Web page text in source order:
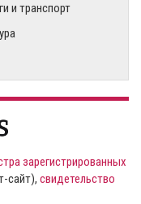
и транспорт
зарегистрированных
сайт), свидетельство